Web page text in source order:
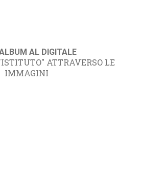
AL DIGITALE
ATTRAVERSO LE
IMMAGINI